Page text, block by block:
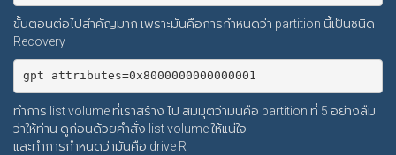
ขั้นตอนต่อไปสำคัญมาก เพราะมันคือการกำหนดว่า partition นี้เป็นชนิด
Recovery
ทำการ list volume ที่เราสร้าง ไป สมมุติว่ามันคือ partition ที่ 5 อย่างลืม
ว่าให้ท่าน ดูก่อนด้วยคำสั่ง list volume ให้แน่ใจ
และทำการกำหนดว่ามันคือ drive R